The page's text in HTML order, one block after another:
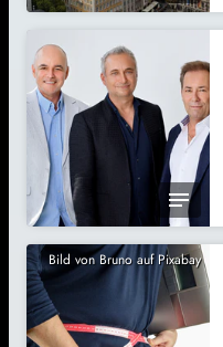
Bild von Bruno auf Pixabay